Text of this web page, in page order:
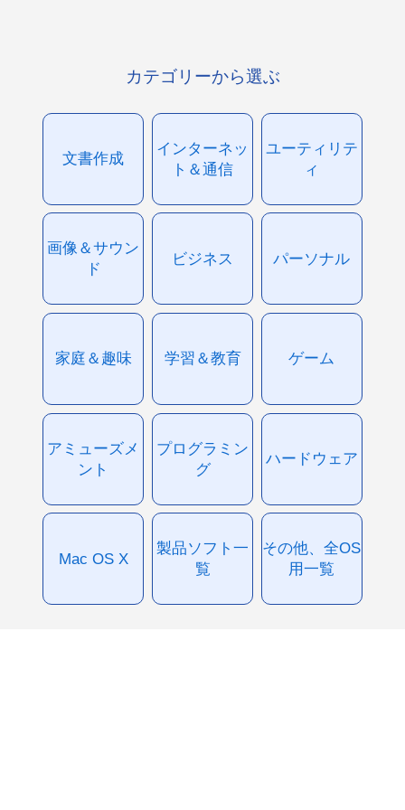
カテゴリーから選ぶ
文書作成
インターネッ
ト＆通信
ユーティリテ
ィ
画像＆サウン
ド
ビジネス パーソナル
家庭＆趣味 学習＆教育 ゲーム
アミューズメ
ント
プログラミン
グ
ハードウェア
Mac OS X
製品ソフト一
覧
その他、全OS
用一覧